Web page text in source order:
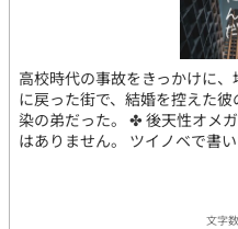
高校時代の事故をきっかけに
に戻った街で、結婚を控えた
染の弟だった。 ✤ 後天性オメ
はありません。 ツイノベで書
文字